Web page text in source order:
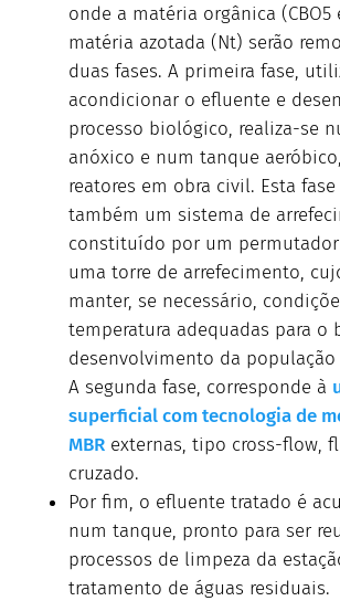
onde a matéria orgânica (CBO5
matéria azotada (Nt) serão
duas fases. A primeira fase,
acondicionar o efluente e
processo biológico, realiza-se
anóxico e num tanque
reatores em obra civil. Esta
também um sistema de
constituído por um
uma torre de arrefecimento,
manter, se necessário,
temperatura adequadas para o
desenvolvimento da população
A segunda fase, corresponde à
superficial com tecnologia de
MBRexternas, tipo cross-flow,
cruzado.
Por fim, o efluente tratado é
num tanque, pronto para ser
processos de limpeza da
tratamento de águas residuais.